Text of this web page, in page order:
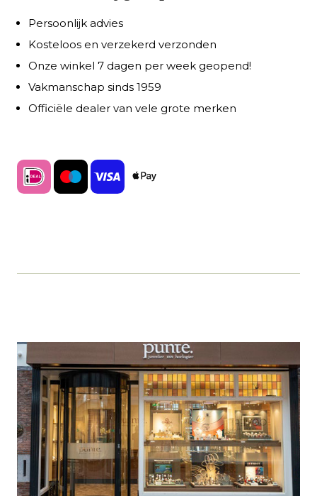
Persoonlijk advies
Kosteloos en verzekerd verzonden
Onze winkel 7 dagen per week geopend!
Vakmanschap sinds 1959
Officiële dealer van vele grote merken